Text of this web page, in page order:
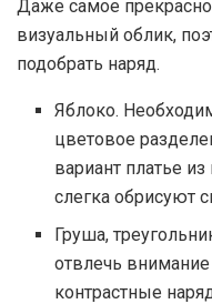
Даже самое
визуальный облик,
подобрать наряд.
Яблоко.
цветовое
вариант платье
слегка обрисуют
Груша,
отвлечь
контрастные